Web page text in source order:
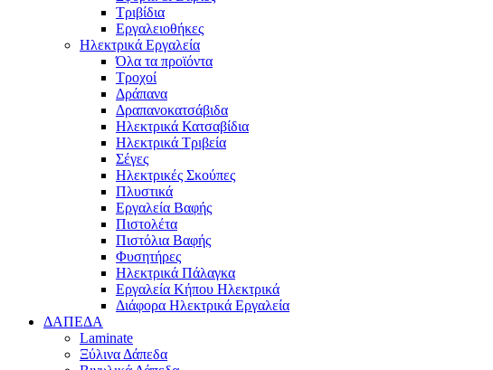
Τριβίδια
Εργαλειοθήκες
Ηλεκτρικά Εργαλεία
Όλα τα προϊόντα
Τροχοί
Δράπανα
Δραπανοκατσάβιδα
Ηλεκτρικά Κατσαβίδια
Ηλεκτρικά Τριβεία
Σέγες
Ηλεκτρικές Σκούπες
Πλυστικά
Εργαλεία Βαφής
Πιστολέτα
Πιστόλια Βαφής
Φυσητήρες
Ηλεκτρικά Πάλαγκα
Εργαλεία Κήπου Ηλεκτρικά
Διάφορα Ηλεκτρικά Εργαλεία
ΔΑΠΕΔΑ
Laminate
Ξύλινα Δάπεδα